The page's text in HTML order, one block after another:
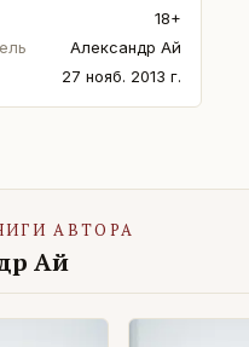
18+
Александр Ай
27 нояб. 2013 г.
АВТОРА
Ай